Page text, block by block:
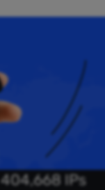
404,668 IPs